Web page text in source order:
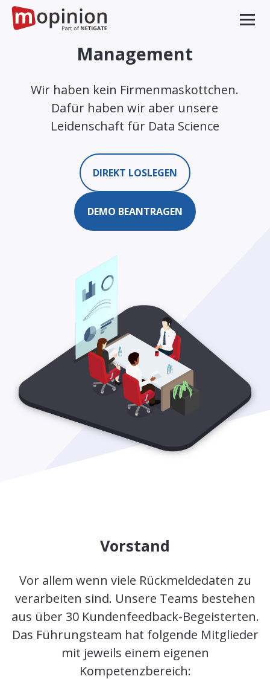
Management
Wir haben kein Firmenmaskottchen.
Dafür haben wir aber unsere
Leidenschaft für Data Science
DIREKT LOSLEGEN
DEMO BEANTRAGEN
Vorstand
Vor allem wenn viele Rückmeldedaten zu
verarbeiten sind. Unsere Teams bestehen
aus über 30 Kundenfeedback-Begeisterten.
Das Führungsteam hat folgende Mitglieder
mit jeweils einem eigenen
Kompetenzbereich: